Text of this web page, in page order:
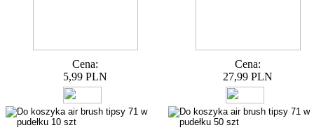
Cena:
5,99 PLN
Cena:
27,99 PLN